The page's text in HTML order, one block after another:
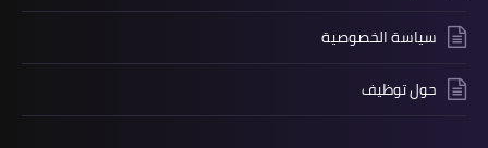
سياسة الخصوصية
حول توظيف